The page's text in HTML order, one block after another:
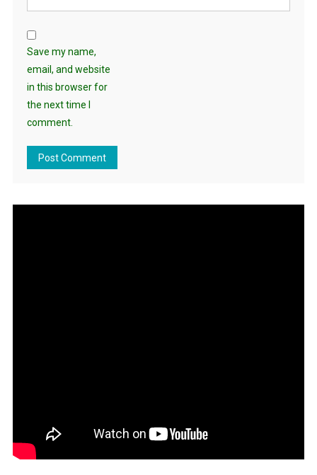
Save my name,
email, and website
in this browser for
the next time I
comment.